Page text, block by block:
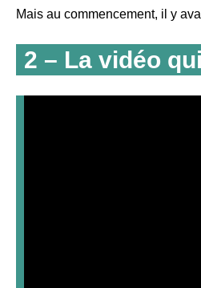
Mais au commencement, il y
2 – La vidéo